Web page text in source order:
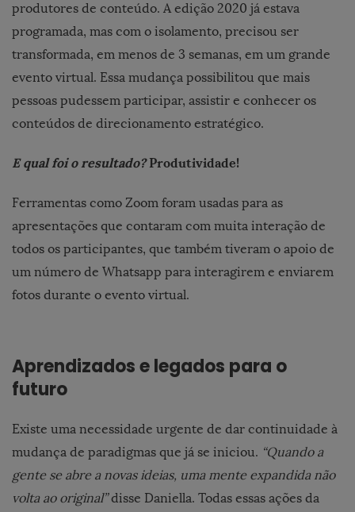
produtores de conteúdo. A edição 2020 já estava
programada, mas com o isolamento, precisou ser
transformada, em menos de 3 semanas, em um grande
evento virtual. Essa mudança possibilitou que mais
pessoas pudessem participar, assistir e conhecer os
conteúdos de direcionamento estratégico.
E qual foi o resultado?Produtividade!
Ferramentas como Zoom foram usadas para as
apresentações que contaram com muita interação de
todos os participantes, que também tiveram o apoio de
um número de Whatsapp para interagirem e enviarem
fotos durante o evento virtual.
Aprendizados e legados para o
futuro
Existe uma necessidade urgente de dar continuidade à
mudança de paradigmas que já se iniciou. “Quando a
gente se abre a novas ideias, uma mente expandida não
volta ao original”disse Daniella. Todas essas ações da